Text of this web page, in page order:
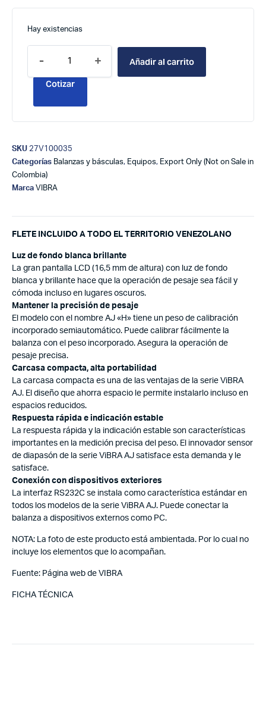
Hay existencias
- + Añadir al carrito
Cotizar
SKU 27V100035
Categorías Balanzas y básculas, Equipos, Export Only (Not on Sale in
Colombia)
Marca VIBRA
FLETE INCLUIDO A TODO EL TERRITORIO VENEZOLANO
Luz de fondo blanca brillante
La gran pantalla LCD (16,5 mm de altura) con luz de fondo
blanca y brillante hace que la operación de pesaje sea fácil y
cómoda incluso en lugares oscuros.
Mantener la precisión de pesaje
El modelo con el nombre AJ «H» tiene un peso de calibración
incorporado semiautomático. Puede calibrar fácilmente la
balanza con el peso incorporado. Asegura la operación de
pesaje precisa.
Carcasa compacta, alta portabilidad
La carcasa compacta es una de las ventajas de la serie ViBRA
AJ. El diseño que ahorra espacio le permite instalarlo incluso en
espacios reducidos.
Respuesta rápida e indicación estable
La respuesta rápida y la indicación estable son características
importantes en la medición precisa del peso. El innovador sensor
de diapasón de la serie ViBRA AJ satisface esta demanda y le
satisface.
Conexión con dispositivos exteriores
La interfaz RS232C se instala como característica estándar en
todos los modelos de la serie ViBRA AJ. Puede conectar la
balanza a dispositivos externos como PC.
NOTA: La foto de este producto está ambientada. Por lo cual no
incluye los elementos que lo acompañan.
Fuente: Página web de VIBRA
FICHA TÉCNICA